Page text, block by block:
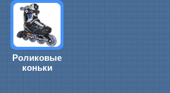
Роликовые
коньки